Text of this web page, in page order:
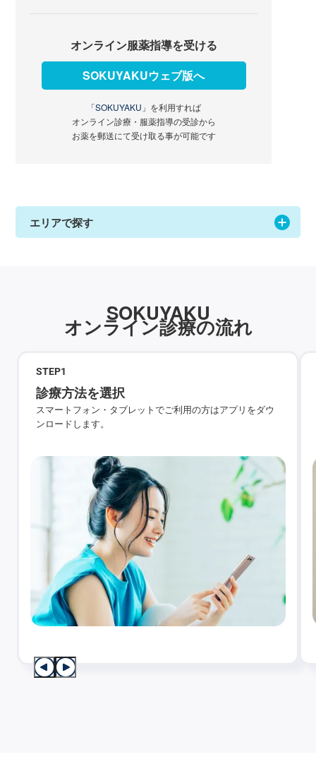
オンライン服薬指導を受ける
SOKUYAKUウェブ版へ
「SOKUYAKU」 を利用すれば
オンライン診療・服薬指導の受診から
お薬を郵送にて受け取る事が可能です
エリアで探す
SOKUYAKU
オンライン診療の流れ
STEP1
診療方法を選択
スマートフォン・タブレットでご利用の方はアプリをダウ
ンロードします。